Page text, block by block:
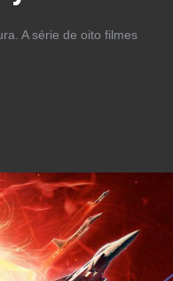
A série de oito filmes